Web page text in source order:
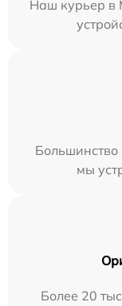
Наш курьер в
Большинство
мы
Более 20